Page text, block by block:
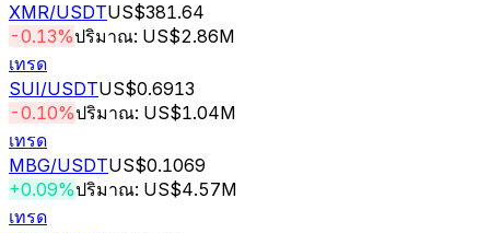
XMR/USDTUS$381.64
-0.13%ปริมาณ: US$2.86M
เทรด
SUI/USDTUS$0.6913
-0.10%ปริมาณ: US$1.04M
เทรด
MBG/USDTUS$0.1069
+0.09%ปริมาณ: US$4.57M
เทรด